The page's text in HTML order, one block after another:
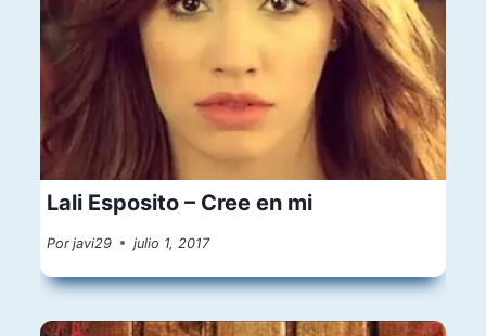
Lali Esposito – Cree en mi
Por javi29 julio 1, 2017